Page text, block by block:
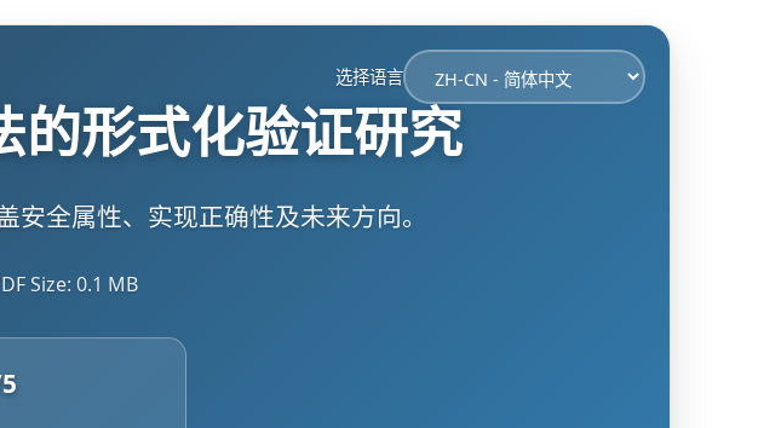
选择语言
的形式化验证研究
全属性、实现正确性及未来方向。
Size: 0.1 MB